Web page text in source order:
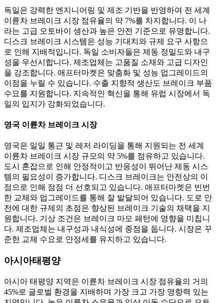
독일은 강력한 엔지니어링 및 제조 기반을 반영하여 전 세계
이륜차 브레이크 시장 점유율의 약 7%를 차지합니다. 이 나
라는 고급 오토바이 생산과 높은 안전 기준으로 유명합니다.
디스크 브레이크 시스템은 성능 기대치와 규제 요구 사항으
로 인해 지배적입니다. 독일 소비자들은 제동 정밀도와 내구
성을 우선시합니다. 제조업체는 고품질 소재와 고급 디자인
을 강조합니다. 애프터마켓은 맞춤화 및 성능 업그레이드의
이점을 누릴 수 있습니다. 수출 지향적 생산도 브레이크 부품
수요를 지원합니다. 지속적인 혁신을 통해 유럽 시장에서 독
일의 입지가 강화되었습니다.
영국 이륜차 브레이크 시장
영국은 일일 통근 및 레저 라이딩을 통해 지원되는 전 세계
이륜차 브레이크 시장 규모의 약 5%를 점유하고 있습니다.
도시 혼잡으로 인해 안정적이고 반응성이 뛰어난 제동 시스
템의 필요성이 증가합니다. 디스크 브레이크는 안전상의 이
점으로 인해 점점 더 선호되고 있습니다. 애프터마켓은 빈번
한 교체와 업그레이드를 통해 잘 발달되어 있습니다. 도로 안
전에 대한 규제의 초점은 향상된 브레이크 기술의 채택을 지
원합니다. 기상 조건은 브레이크 마모 패턴에 영향을 미칩니
다. 제조업체는 내구성과 내식성에 중점을 둡니다. 시장은 꾸
준한 교체 수요로 안정세를 유지하고 있습니다.
아시아태평양
아시아 태평양 지역은 이륜차 브레이크 시장 점유율의 거의
45%로 글로벌 환경을 지배하며 가장 크고 가장 영향력 있는